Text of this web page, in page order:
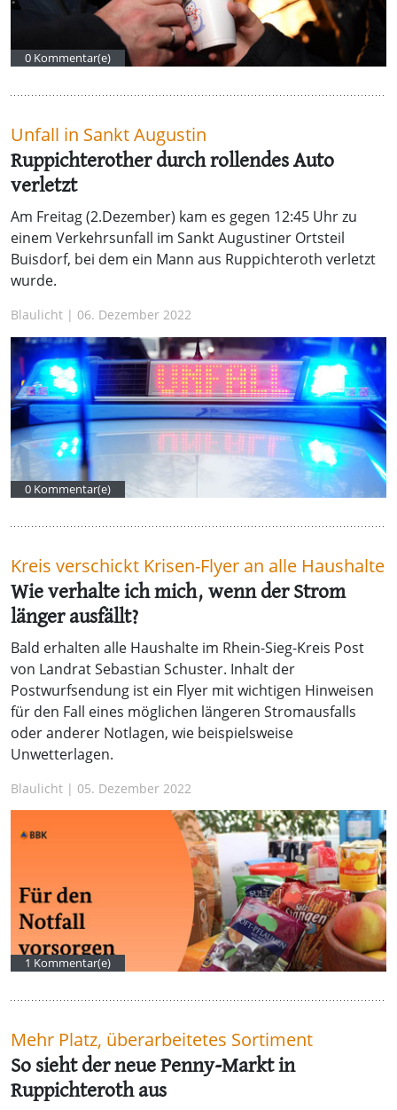
0 Kommentar(e)
Unfall in Sankt Augustin
Ruppichterother durch rollendes Auto
verletzt
Am Freitag (2.Dezember) kam es gegen 12:45 Uhr zu
einem Verkehrsunfall im Sankt Augustiner Ortsteil
Buisdorf, bei dem ein Mann aus Ruppichteroth verletzt
wurde.
Blaulicht | 06. Dezember 2022
0 Kommentar(e)
Kreis verschickt Krisen-Flyer an alle Haushalte
Wie verhalte ich mich, wenn der Strom
länger ausfällt?
Bald erhalten alle Haushalte im Rhein-Sieg-Kreis Post
von Landrat Sebastian Schuster. Inhalt der
Postwurfsendung ist ein Flyer mit wichtigen Hinweisen
für den Fall eines möglichen längeren Stromausfalls
oder anderer Notlagen, wie beispielsweise
Unwetterlagen.
Blaulicht | 05. Dezember 2022
1 Kommentar(e)
Mehr Platz, überarbeitetes Sortiment
So sieht der neue Penny-Markt in
Ruppichteroth aus